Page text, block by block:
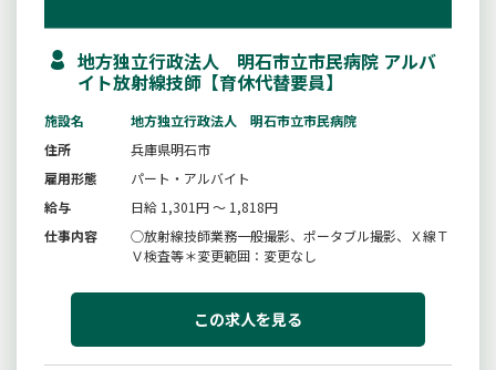
地方独立行政法人 明石市立市民病院 アルバ
イト放射線技師【育休代替要員】
施設名
地方独立行政法人 明石市立市民病院
住所
兵庫県明石市
雇用形態
パート・アルバイト
給与
日給 1,301円 ～ 1,818円
仕事内容
○放射線技師業務一般撮影、ポータブル撮影、Ｘ線Ｔ
Ｖ検査等＊変更範囲：変更なし
この求人を見る